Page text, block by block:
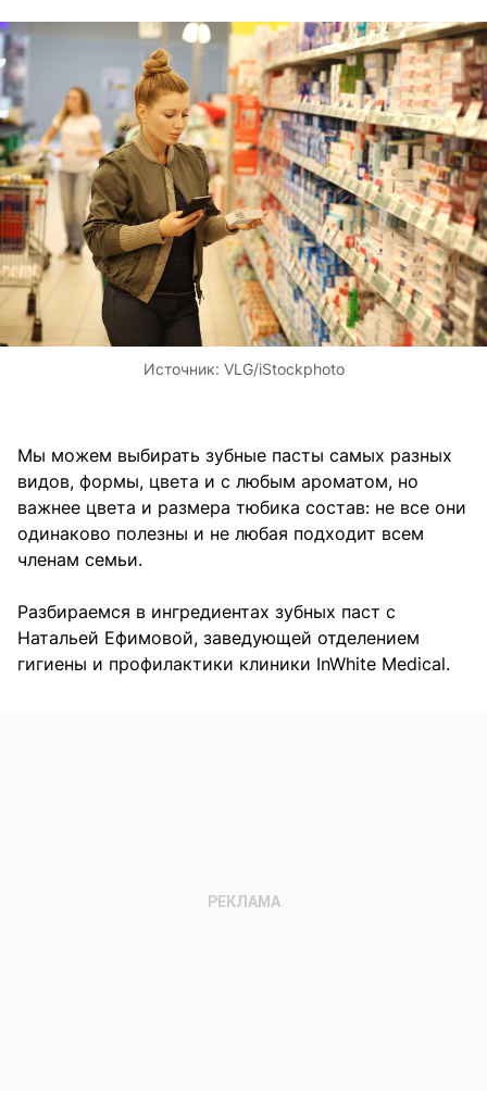
Источник: VLG/iStockphoto
Мы можем выбирать зубные пасты самых разных
видов, формы, цвета и с любым ароматом, но
важнее цвета и размера тюбика состав: не все они
одинаково полезны и не любая подходит всем
членам семьи.
Разбираемся в ингредиентах зубных паст с
Натальей Ефимовой, заведующей отделением
гигиены и профилактики клиники InWhite Medical.